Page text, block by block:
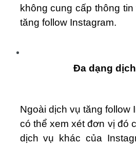
không cung cấp thông
tăng follow Instagram.
Đa dạng
Ngoài dịch vụ tăng follow
có thể xem xét đơn vị đó
dịch vụ khác của